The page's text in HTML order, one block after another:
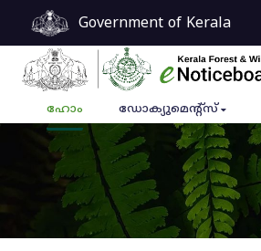
Government of Kerala
ഹോം ഡോക്യുമെൻ്റ്സ്